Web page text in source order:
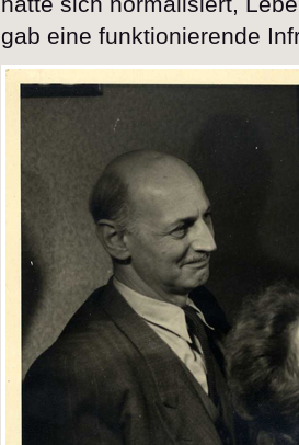
gab eine funktionierende